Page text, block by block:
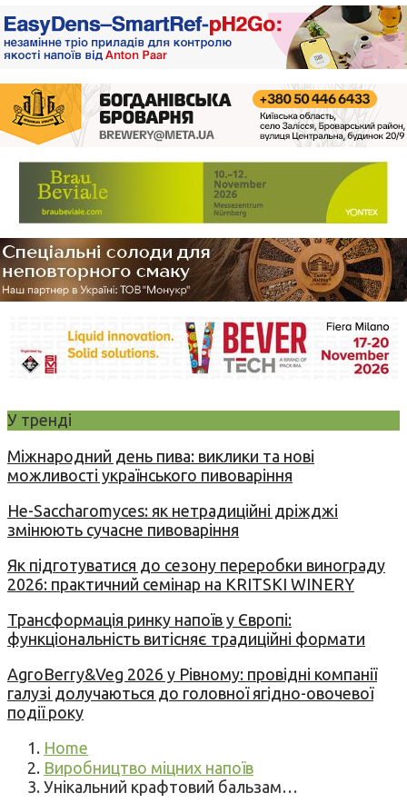
У тренді
Міжнародний день пива: виклики та нові
можливості українського пивоваріння
Не-Saccharomyces: як нетрадиційні дріжджі
змінюють сучасне пивоваріння
Як підготуватися до сезону переробки винограду
2026: практичний семінар на KRITSKI WINERY
Трансформація ринку напоїв у Європі:
функціональність витісняє традиційні формати
AgroBerry&Veg 2026 у Рівному: провідні компанії
галузі долучаються до головної ягідно-овочевої
події року
Home
Виробництво міцних напоїв
Унікальний крафтовий бальзам…